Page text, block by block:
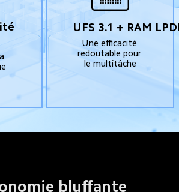
UFS 3.1 + RAM
Une efficacité
redoutable pour
le multitâche
bluffante